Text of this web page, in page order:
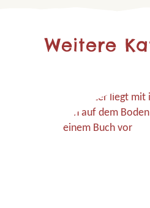
Weitere